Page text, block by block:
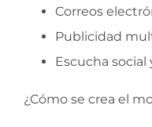
Correos
Publicidad
Escucha
¿Cómo se crea el